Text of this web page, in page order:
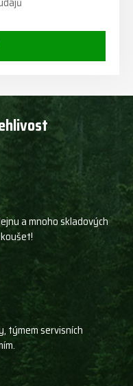
a mnoho skladových
týmem servisních